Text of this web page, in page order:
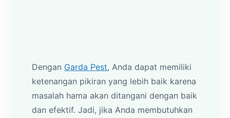
Dengan Garda Pest, Anda dapat memiliki
ketenangan pikiran yang lebih baik karena
masalah hama akan ditangani dengan baik
dan efektif. Jadi, jika Anda membutuhkan